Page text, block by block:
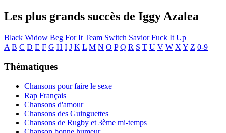
Les plus grands succès de Iggy Azalea
Black Widow Beg For It Team Switch SaviorFuck It Up
A B C D E F G H I J K L M N O P Q R S T U V W X Y Z 0-9
Thématiques
Chansons pour faire le sexe
Rap Français
Chansons d'amour
Chansons des Guinguettes
Chansons de Rugby et 3ème mi-temps